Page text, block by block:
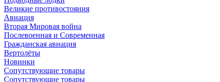
Великие противостояния
Авиация
Вторая Мировая война
Послевоенная и Современная
Гражданская авиация
Вертолёты
Новинки
Сопутствующие товары
Сопутствующие товары